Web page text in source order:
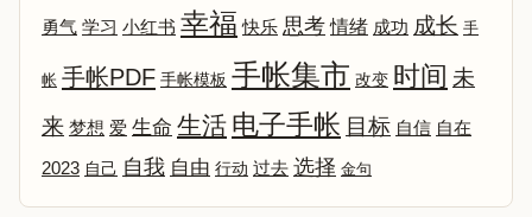
勇气 学习 小红书 幸福 快乐 思考 情绪 成功 成长 手
帐 手帐PDF 手帐模板 手帐集市 改变 时间 未
来 梦想 爱 生命 生活 电子手帐 目标 自信 自在
2023 自己 自我 自由 行动 过去 选择 金句